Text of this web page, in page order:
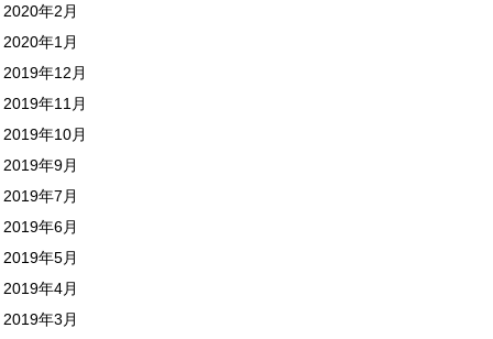
2020年2月
2020年1月
2019年12月
2019年11月
2019年10月
2019年9月
2019年7月
2019年6月
2019年5月
2019年4月
2019年3月